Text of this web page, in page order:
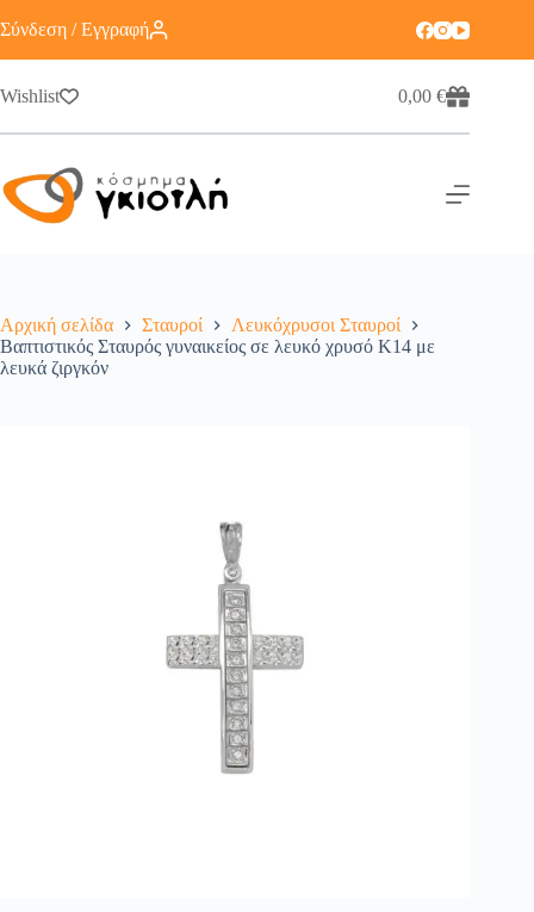
Σύνδεση / Εγγραφή
Wishlist 0,00€
Αρχική σελίδα Σταυροί
Λευκόχρυσοι Σταυροί
Βαπτιστικός Σταυρός γυναικείος σε λευκό χρυσό K14 με
λευκά ζιργκόν